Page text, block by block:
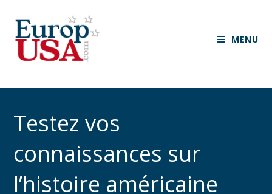
MENU
Testez vos
connaissances sur
l’histoire américaine